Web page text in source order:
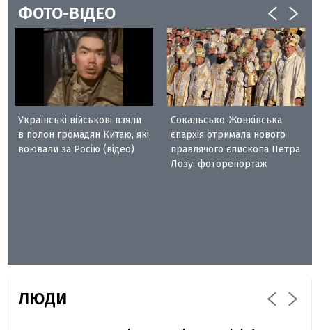
ФОТО-ВІДЕО
Українські військові взяли
в полон громадян Китаю, які
воювали за Росію (відео)
Сокальсько-Жовківська
єпархія отримала нового
правлячого єпископа Петра
Лозу: фоторепортаж
ЛЮДИ